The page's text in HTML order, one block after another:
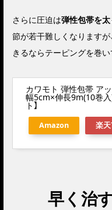
さらに圧迫は弾性包帯を太
節が若干難しくなりますが
きるならテーピングを巻
カワモト 弾性包帯 ア
幅5cm×伸長9m(10巻入
ト】
Amazon 楽
早く治